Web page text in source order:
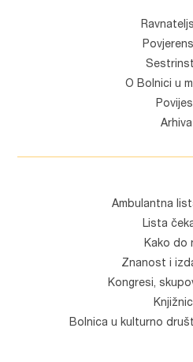
O Bolnici u
Arhiva
Ambulantna
Lista
Kako do
Znanost i
Kongresi,
Bolnica u kulturno